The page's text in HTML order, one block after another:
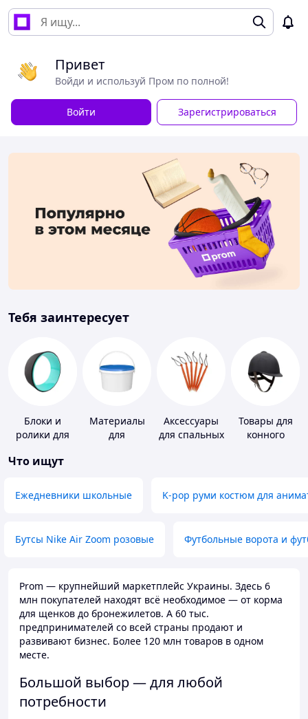
Привет
Войди и используй Пром по полной!
Войти Зарегистрироваться
Тебя заинтересует
Блоки и
ролики для
Материалы
для
Аксессуары
для спальных
Товары для
конного
Что ищут
Ежедневники школьные K-pop руми костюм для
Бутсы Nike Air Zoom розовые Футбольные ворота и
Prom — крупнейший маркетплейс Украины. Здесь 6
млн покупателей находят всё необходимое — от корма
для щенков до бронежилетов. А 60 тыс.
предпринимателей со всей страны продают и
развивают бизнес. Более 120 млн товаров в одном
месте.
Большой выбор — для любой
потребности